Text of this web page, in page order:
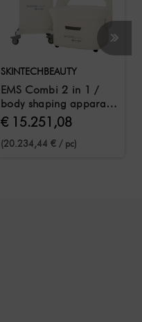
SKINTECHBEAUTY
EMS Combi 2 in 1 /
body shaping apparaat
en PelviChair
€ 15.251,08
(20.234,44 € / pc)